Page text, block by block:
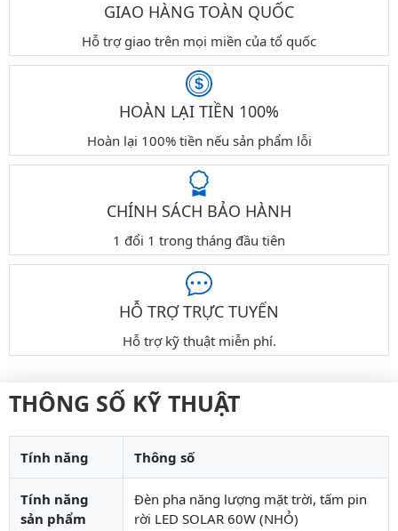
GIAO HÀNG TOÀN QUỐC
Hỗ trợ giao trên mọi miền của tổ quốc
HOÀN LẠI TIỀN 100%
Hoàn lại 100% tiền nếu sản phẩm lỗi
CHÍNH SÁCH BẢO HÀNH
1 đổi 1 trong tháng đầu tiên
HỖ TRỢ TRỰC TUYẾN
Hỗ trợ kỹ thuật miễn phí.
THÔNG SỐ KỸ THUẬT
Tính năng Thông số
Tính năng
sản phẩm
Đèn pha năng lượng mặt trời, tấm pin
rời LED SOLAR 60W (NHỎ)